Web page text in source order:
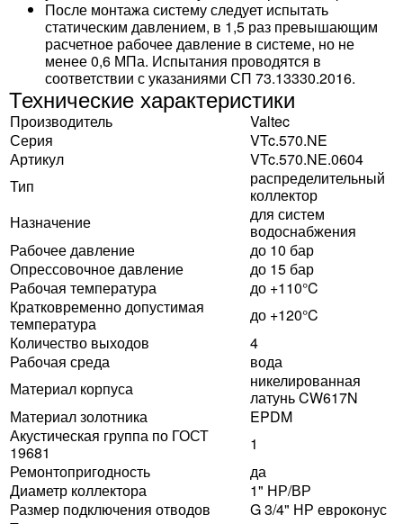
После монтажа систему следует испытать
статическим давлением, в 1,5 раз превышающим
расчетное рабочее давление в системе, но не
менее 0,6 МПа. Испытания проводятся в
соответствии с указаниями СП 73.13330.2016.
Технические характеристики
Производитель
Valtec
Серия
VTc.570.NE
Артикул
VTc.570.NE.0604
Тип
распределительный
коллектор
Назначение
для систем
водоснабжения
Рабочее давление
до 10 бар
Опрессовочное давление
до 15 бар
Рабочая температура
до +110°C
Кратковременно допустимая
температура
до +120°C
Количество выходов
4
Рабочая среда
вода
Материал корпуса
никелированная
латунь CW617N
Материал золотника
EPDM
Акустическая группа по ГОСТ
19681
1
Ремонтопригодность
да
Диаметр коллектора
1" НР/ВР
Размер подключения отводов
G 3/4" НР евроконус